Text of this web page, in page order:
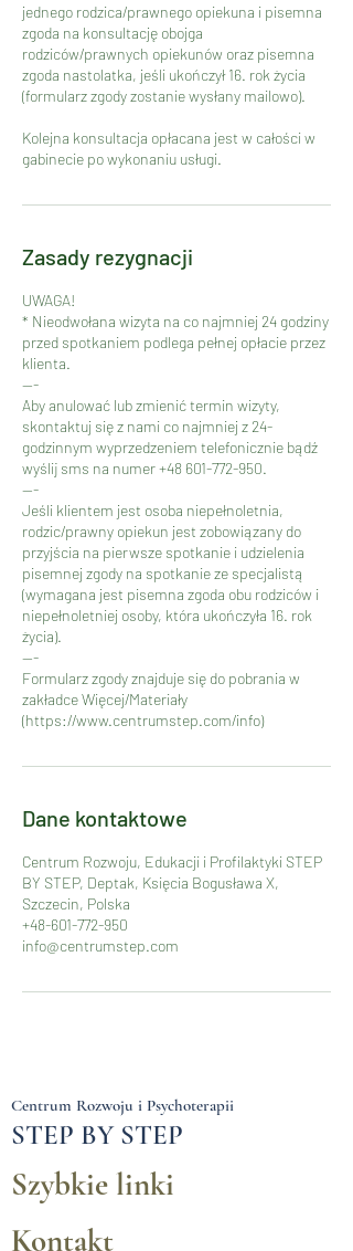
jednego rodzica/prawnego opiekuna i pisemna
zgoda na konsultację obojga
rodziców/prawnych opiekunów oraz pisemna
zgoda nastolatka, jeśli ukończył 16. rok życia
(formularz zgody zostanie wysłany mailowo).
Kolejna konsultacja opłacana jest w całości w
gabinecie po wykonaniu usługi.
Zasady rezygnacji
UWAGA!
* Nieodwołana wizyta na co najmniej 24 godziny
przed spotkaniem podlega pełnej opłacie przez
klienta.
---
Aby anulować lub zmienić termin wizyty,
skontaktuj się z nami co najmniej z 24-
godzinnym wyprzedzeniem telefonicznie bądź
wyślij sms na numer +48 601-772-950.
---
Jeśli klientem jest osoba niepełnoletnia,
rodzic/prawny opiekun jest zobowiązany do
przyjścia na pierwsze spotkanie i udzielenia
pisemnej zgody na spotkanie ze specjalistą
(wymagana jest pisemna zgoda obu rodziców i
niepełnoletniej osoby, która ukończyła 16. rok
życia).
---
Formularz zgody znajduje się do pobrania w
zakładce Więcej/Materiały
(https://www.centrumstep.com/info)
Dane kontaktowe
Centrum Rozwoju, Edukacji i Profilaktyki STEP
BY STEP, Deptak, Księcia Bogusława X,
Szczecin, Polska
+48-601-772-950
info@centrumstep.com
Centrum Rozwoju i Psychoterapii
STEP BY STEP
Szybkie linki
Kontakt